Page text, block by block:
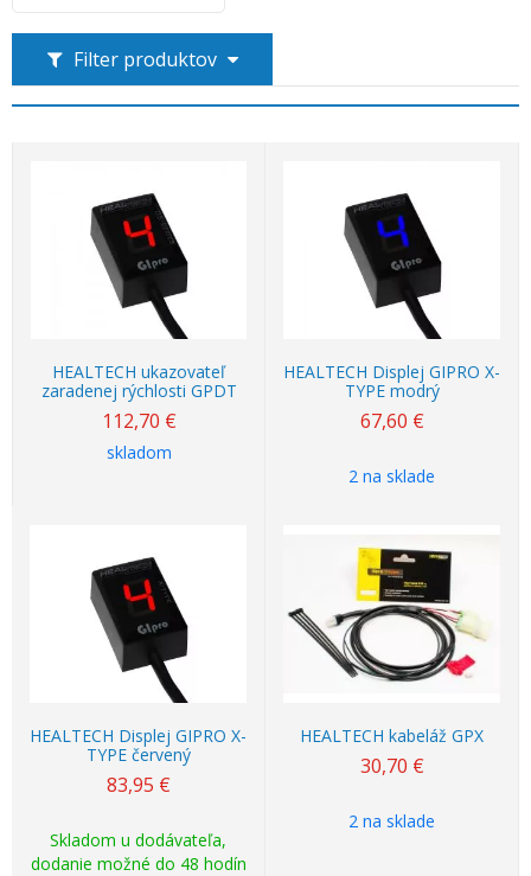
Filter produktov
HEALTECH ukazovateľ
zaradenej rýchlosti GPDT
112,70 €
skladom
HEALTECH Displej GIPRO X-
TYPE modrý
67,60 €
2 na sklade
HEALTECH Displej GIPRO X-
TYPE červený
83,95 €
Skladom u dodávateľa,
dodanie možné do 48 hodín
HEALTECH kabeláž GPX
30,70 €
2 na sklade